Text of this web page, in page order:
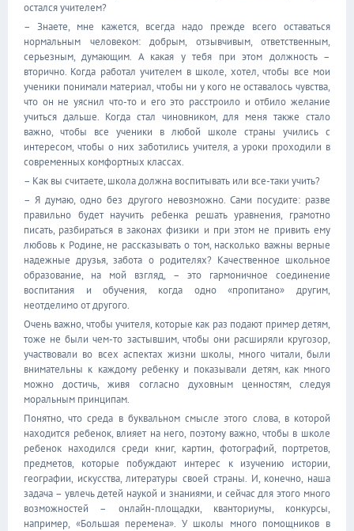
остался учителем?
– Знаете, мне кажется, всегда надо прежде всего оставаться
нормальным человеком: добрым, отзывчивым, ответственным,
серьезным, думающим. А какая у тебя при этом должность –
вторично. Когда работал учителем в школе, хотел, чтобы все мои
ученики понимали материал, чтобы ни у кого не оставалось чувства,
что он не уяснил что-то и его это расстроило и отбило желание
учиться дальше. Когда стал чиновником, для меня также стало
важно, чтобы все ученики в любой школе страны учились с
интересом, чтобы о них заботились учителя, а уроки проходили в
современных комфортных классах.
– Как вы считаете, школа должна воспитывать или все-таки учить?
– Я думаю, одно без другого невозможно. Сами посудите: разве
правильно будет научить ребенка решать уравнения, грамотно
писать, разбираться в законах физики и при этом не привить ему
любовь к Родине, не рассказывать о том, насколько важны верные
надежные друзья, забота о родителях? Качественное школьное
образование, на мой взгляд, – это гармоничное соединение
воспитания и обучения, когда одно «пропитано» другим,
неотделимо от другого.
Очень важно, чтобы учителя, которые как раз подают пример детям,
тоже не были чем-то застывшим, чтобы они расширяли кругозор,
участвовали во всех аспектах жизни школы, много читали, были
внимательны к каждому ребенку и показывали детям, как много
можно достичь, живя согласно духовным ценностям, следуя
моральным принципам.
Понятно, что среда в буквальном смысле этого слова, в которой
находится ребенок, влияет на него, поэтому важно, чтобы в школе
ребенок находился среди книг, картин, фотографий, портретов,
предметов, которые побуждают интерес к изучению истории,
географии, искусства, литературы своей страны. И, конечно, наша
задача – увлечь детей наукой и знаниями, и сейчас для этого много
возможностей – онлайн-площадки, кванториумы, конкурсы,
например, «Большая перемена». У школы много помощников в